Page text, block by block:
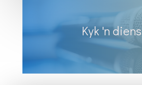
Kyk 'n diens